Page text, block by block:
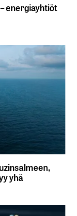
energiayhtiöt
yhä